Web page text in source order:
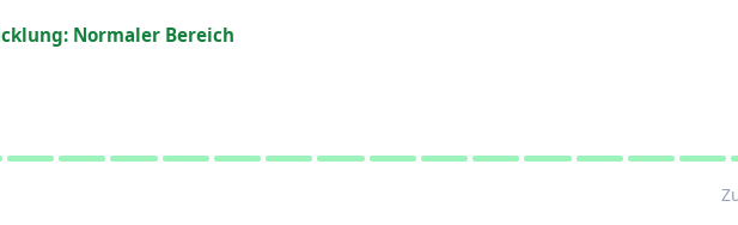
Normaler Bereich